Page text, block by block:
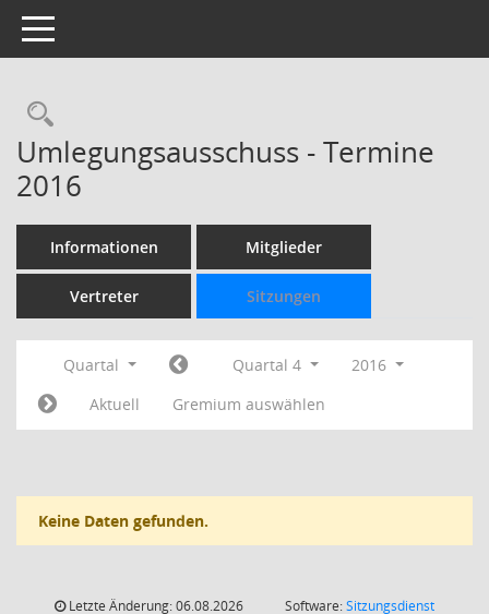
Toggle navigation
Rechercheauswahl
Umlegungsausschuss - Termine
2016
Informationen Mitglieder
Vertreter Sitzungen
Quartal Quartal 4
2016
Aktuell
Gremium auswählen
Keine Daten gefunden.
Letzte Änderung: 06.08.2026
Software:Sitzungsdienst